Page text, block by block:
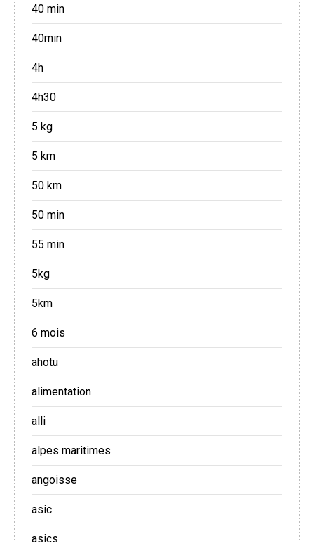
40 min
40min
4h
4h30
5 kg
5 km
50 km
50 min
55 min
5kg
5km
6 mois
ahotu
alimentation
alli
alpes maritimes
angoisse
asic
asics